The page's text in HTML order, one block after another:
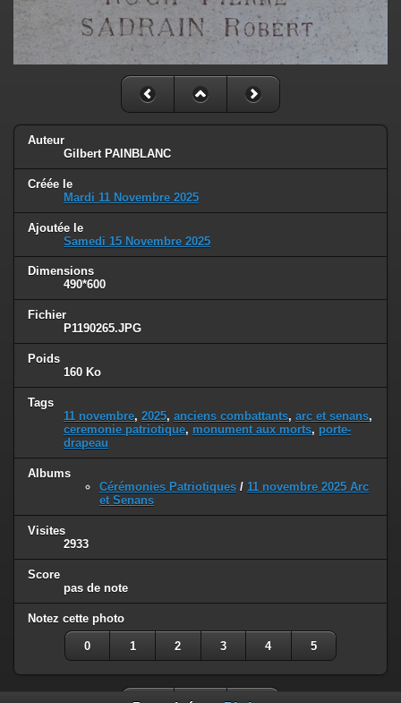
Auteur
Gilbert PAINBLANC
Créée le
Mardi 11 Novembre 2025
Ajoutée le
Samedi 15 Novembre 2025
Dimensions
490*600
Fichier
P1190265.JPG
Poids
160 Ko
Tags
11 novembre, 2025, anciens combattants, arc et senans,
ceremonie patriotique, monument aux morts, porte-
drapeau
Albums
Cérémonies Patriotiques / 11 novembre 2025 Arc
et Senans
Visites
2933
Score
pas de note
Notez cette photo
0 1 2 3 4 5